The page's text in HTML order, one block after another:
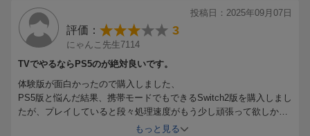
※こちらの特典は終了しました
『ノヴァ専用アーセナル（外装変更）「バハムート」/ゼロスーツ
（アウタースーツ） 』
※インターネット接続環境・24GB以上の空き容量（更新データな
どで追加の空き容量が必要になる場合があります）をご用意くだ
さい。
©2025 Marvelous Inc.
投稿日：2025年09月07日
評価： 3
にゃんこ先生7114
TVでやるならPS5のが絶対良いです。
体験版が面白かったので購入しました、
PS5版と悩んだ結果、携帯モードでもできるSwitch2版を購入しまし
たが、プレイしていると段々処理速度がもう少し頑張って欲しかっ
たと思えてきました、移動してるだけでもカクついたり、敵が複数
もっと見る